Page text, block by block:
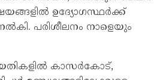
ഉദ്യോഗസ്ഥർക്ക്
നൽകി. പരിശീലനം നാളെയും
കാസർകോട്,